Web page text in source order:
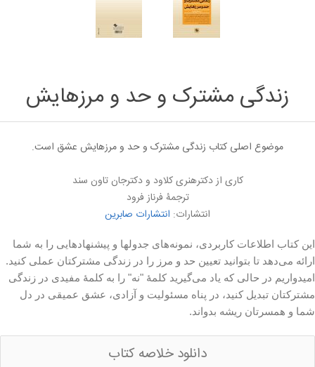
زندگی مشترک‌ و حد و مرزهایش
موضوع اصلی کتاب زندگی مشترک و حد و مرزهایش عشق است.
کاری از دکتر‌هنری ‌کلاود و دکتر‌جان ‌تاون‌ سند
ترجمۀ فرناز فرود
انتشارات: انتشارات صابرین
این کتاب اطلاعات کاربردی، نمونه‌های جدولها و پیشنهادهایی را به شما
ارائه می‌دهد تا بتوانید تعیین حد و مرز را در زندگی مشترکتان عملی کنید.
امیدواریم در حالی که یاد می‌گیرید کلمهٔ "نه" را به کلمهٔ مفیدی در زندگی
مشترکتان تبدیل کنید، در پناه مسئولیت و آزادی، عشق عمیقی در دل
شما و همسرتان ریشه بدواند.
دانلود خلاصه کتاب